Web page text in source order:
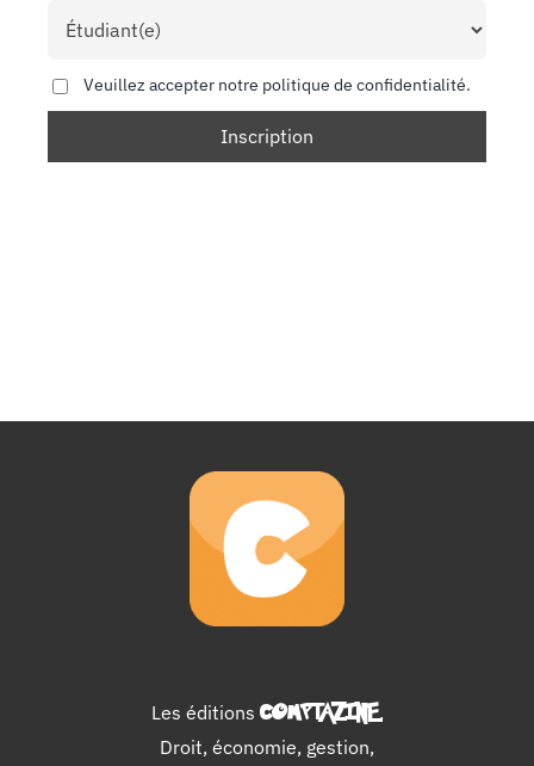
Veuillez accepter notre politique de confidentialité.
Les éditions COMPTAZINE.
Droit, économie, gestion,